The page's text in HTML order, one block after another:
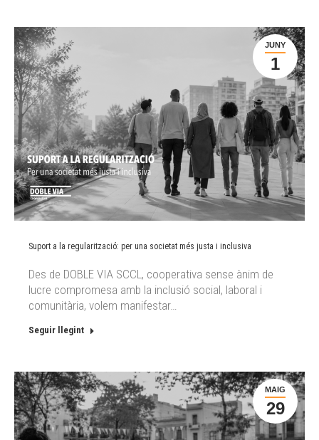
JUNY
1
Suport a la regularització: per una societat més justa i inclusiva
Des de DOBLE VIA SCCL, cooperativa sense ànim de
lucre compromesa amb la inclusió social, laboral i
comunitària, volem manifestar…
Seguir llegint
MAIG
29